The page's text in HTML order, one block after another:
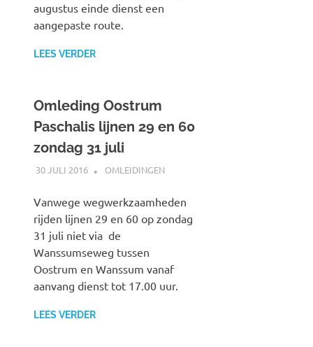
augustus einde dienst een
aangepaste route.
LEES VERDER
Omleding Oostrum
Paschalis lijnen 29 en 60
zondag 31 juli
30 JULI 2016 JOHAN
OMLEIDINGEN
Vanwege wegwerkzaamheden
rijden lijnen 29 en 60 op zondag
31 juli niet via de
Wanssumseweg tussen
Oostrum en Wanssum vanaf
aanvang dienst tot 17.00 uur.
LEES VERDER